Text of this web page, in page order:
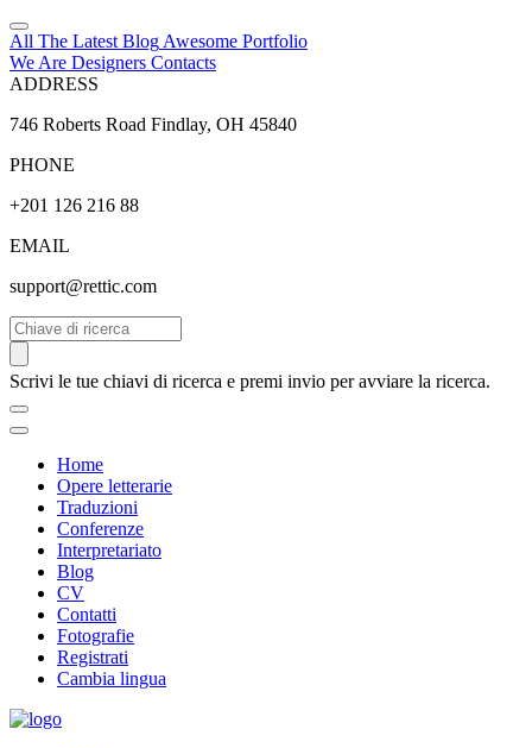
All The Latest Blog Awesome Portfolio
We Are Designers Contacts
ADDRESS
746 Roberts Road Findlay, OH 45840
PHONE
+201 126 216 88
EMAIL
support@rettic.com
Cerca
Scrivi le tue chiavi di ricerca e premi invio per avviare la ricerca.
Home
Opere letterarie
Traduzioni
Conferenze
Interpretariato
Blog
CV
Contatti
Fotografie
Registrati
Cambia lingua